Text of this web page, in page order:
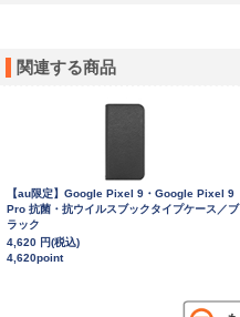
関連する商品
【au限定】Google Pixel 9・Google Pixel 9
Pro 抗菌・抗ウイルスブックタイプケース／ブ
ラック
4,620 円(税込)
4,620point